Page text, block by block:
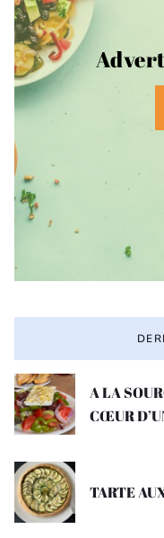
A LA
CŒUR
TARTE